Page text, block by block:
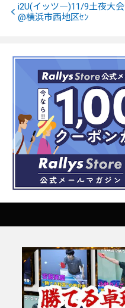
i2U(イッツ―)11/9土夜大会
@横浜市西地区ｾﾝ